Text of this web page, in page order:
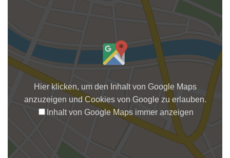
Hier klicken, um den Inhalt von Google Maps
anzuzeigen und Cookies von Google zu erlauben.
Inhalt von Google Maps immer anzeigen